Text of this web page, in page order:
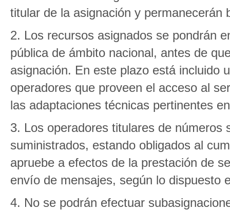
titular de la asignación y permanecerán
2. Los recursos asignados se pondrán
pública de ámbito nacional, antes de
asignación. En este plazo está incluido
operadores que proveen el acceso al
las adaptaciones técnicas pertinentes
3. Los operadores titulares de
suministrados, estando obligados al
apruebe a efectos de la prestación de
envío de mensajes, según lo dispuesto
4. No se podrán efectuar